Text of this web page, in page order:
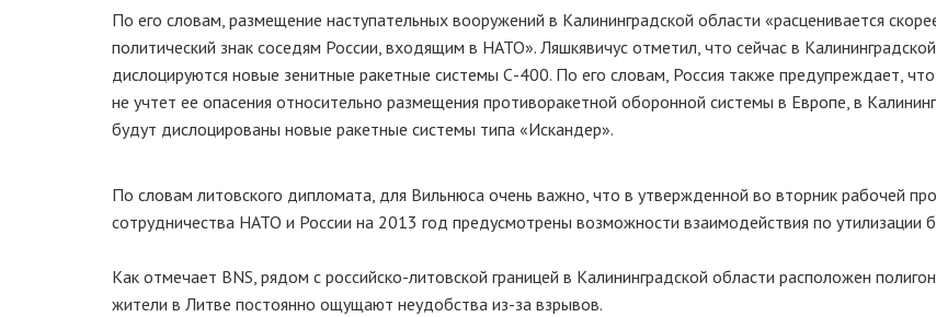
По его словам, размещение наступательных вооружений в Калининградской области «расценивается
политический знак соседям России, входящим в НАТО». Ляшкявичус отметил, что сейчас в
дислоцируются новые зенитные ракетные системы С-400. По его словам, Россия также предупреждает,
не учтет ее опасения относительно размещения противоракетной оборонной системы в Европе, в
будут дислоцированы новые ракетные системы типа «Искандер».
По словам литовского дипломата, для Вильнюса очень важно, что в утвержденной во вторник рабочей
сотрудничества НАТО и России на 2013 год предусмотрены возможности взаимодействия по утилизации
Как отмечает BNS, рядом с российско-литовской границей в Калининградской области расположен
жители в Литве постоянно ощущают неудобства из-за взрывов.